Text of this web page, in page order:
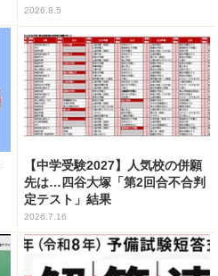
2026.8.5
【中学受験2027】人気校の併願
先は…四谷大塚「第2回合不合判
定テスト」結果
2026.7.16